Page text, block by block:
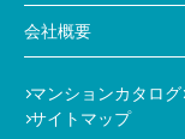
会社概要
マンションカタログ
サイトマップ